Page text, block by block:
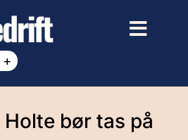
+
bør tas på